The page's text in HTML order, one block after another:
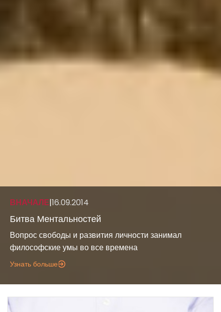
ВНАЧАЛЕ|16.09.2014
Битва Ментальностей
Вопрос свободы и развития личности занимал
философские умы во все времена
Узнать больше